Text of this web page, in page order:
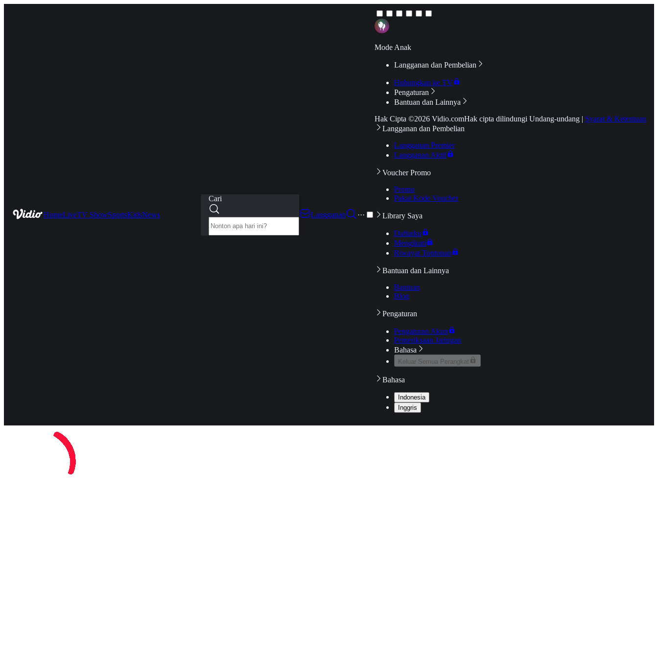
HomeLiveTV ShowSportsKidsNews
Cari
Langganan
···
Mode Anak
Langganan dan Pembelian
Hubungkan ke TV
Pengaturan
Bantuan dan Lainnya
Hak Cipta ©2026 Vidio.comHak cipta dilindungi Undang-undang | Syarat & Ketentuan
Langganan dan Pembelian
Langganan Premier
Langganan Aktif
Voucher Promo
Promo
Pakai Kode Voucher
Library Saya
Daftarku
Mengikuti
Riwayat Tontonan
Bantuan dan Lainnya
Bantuan
Blog
Pengaturan
Pengaturan Akun
Pemeriksaan Jaringan
Bahasa
Keluar Semua Perangkat
Bahasa
Indonesia
Inggris